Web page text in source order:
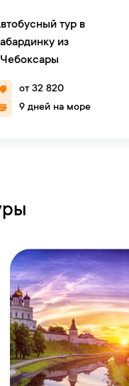
тур в
из
от 32 820
9 дней на море